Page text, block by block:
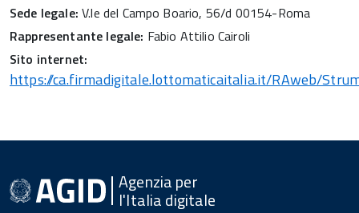
Sede legale: V.le del Campo Boario, 56/d 00154-Roma
Rappresentante legale: Fabio Attilio Cairoli
Sito internet:
https://ca.firmadigitale.lottomaticaitalia.it/RAweb/
Agenzia per
l'Italia digitale